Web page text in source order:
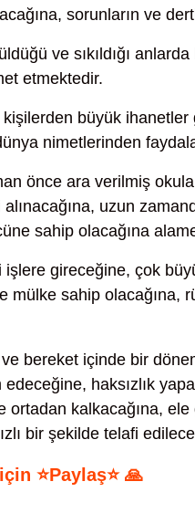
sorunların ve
ve sıkıldığı
etmektedir.
büyük ihanetler
nimetlerinden
önce ara verilmiş
uzun
sahip olacağına
işlere gireceğine, çok
sahip olacağına,
bereket içinde bir
edeceğine, haksızlık
ortadan kalkacağına,
bir şekilde telafi
⭐Paylaş⭐ 🙏